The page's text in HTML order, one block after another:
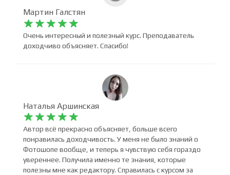
Мартин Галстян
    
    
Очень интересный и полезный курс. Преподаватель
доходчиво объясняет. Спасибо!
Наталья Аршинская
    
    
Автор всё прекрасно объясняет, больше всего
понравилась доходчивость. У меня не было знаний о
Фотошопе вообще, и теперь я чувствую себя гораздо
увереннее. Получила именно те знания, которые
полезны мне как редактору. Справилась с курсом за